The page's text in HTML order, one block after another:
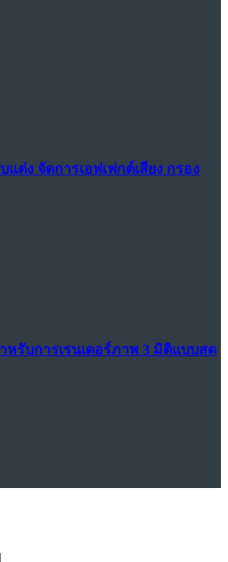
แต่ง จัดการเอฟเฟกต์เสียง กรอง
หรับการเรนเดอร์ภาพ 3 มิติแบบสด